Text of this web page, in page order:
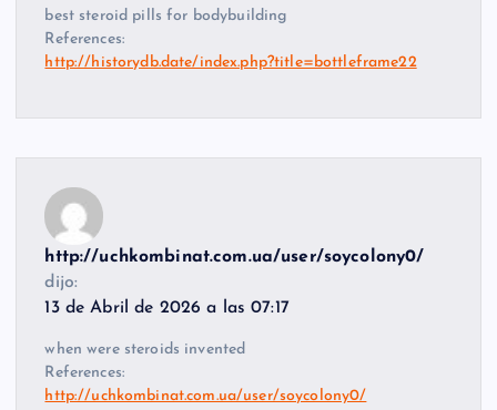
best steroid pills for bodybuilding
References:
http://historydb.date/index.php?title=bottleframe22
http://uchkombinat.com.ua/user/soycolony0/
dijo:
13 de Abril de 2026 a las 07:17
when were steroids invented
References:
http://uchkombinat.com.ua/user/soycolony0/